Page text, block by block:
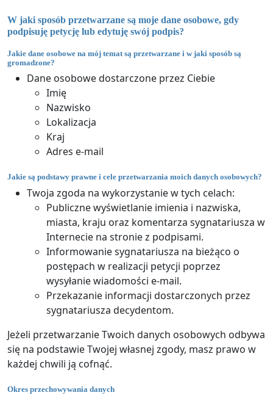
W jaki sposób przetwarzane są moje dane osobowe, gdy
podpisuję petycję lub edytuję swój podpis?
Jakie dane osobowe na mój temat są przetwarzane i w jaki sposób są
gromadzone?
Dane osobowe dostarczone przez Ciebie
Imię
Nazwisko
Lokalizacja
Kraj
Adres e-mail
Jakie są podstawy prawne i cele przetwarzania moich danych osobowych?
Twoja zgoda na wykorzystanie w tych celach:
Publiczne wyświetlanie imienia i nazwiska,
miasta, kraju oraz komentarza sygnatariusza w
Internecie na stronie z podpisami.
Informowanie sygnatariusza na bieżąco o
postępach w realizacji petycji poprzez
wysyłanie wiadomości e-mail.
Przekazanie informacji dostarczonych przez
sygnatariusza decydentom.
Jeżeli przetwarzanie Twoich danych osobowych odbywa
się na podstawie Twojej własnej zgody, masz prawo w
każdej chwili ją cofnąć.
Okres przechowywania danych